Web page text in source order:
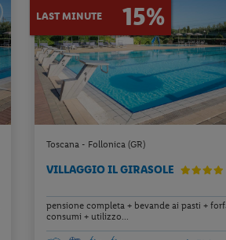
LAST MINUTE 15%
Toscana - Follonica (GR)
VILLAGGIO IL GIRASOLE
pensione completa + bevande ai pasti +
consumi + utilizzo...